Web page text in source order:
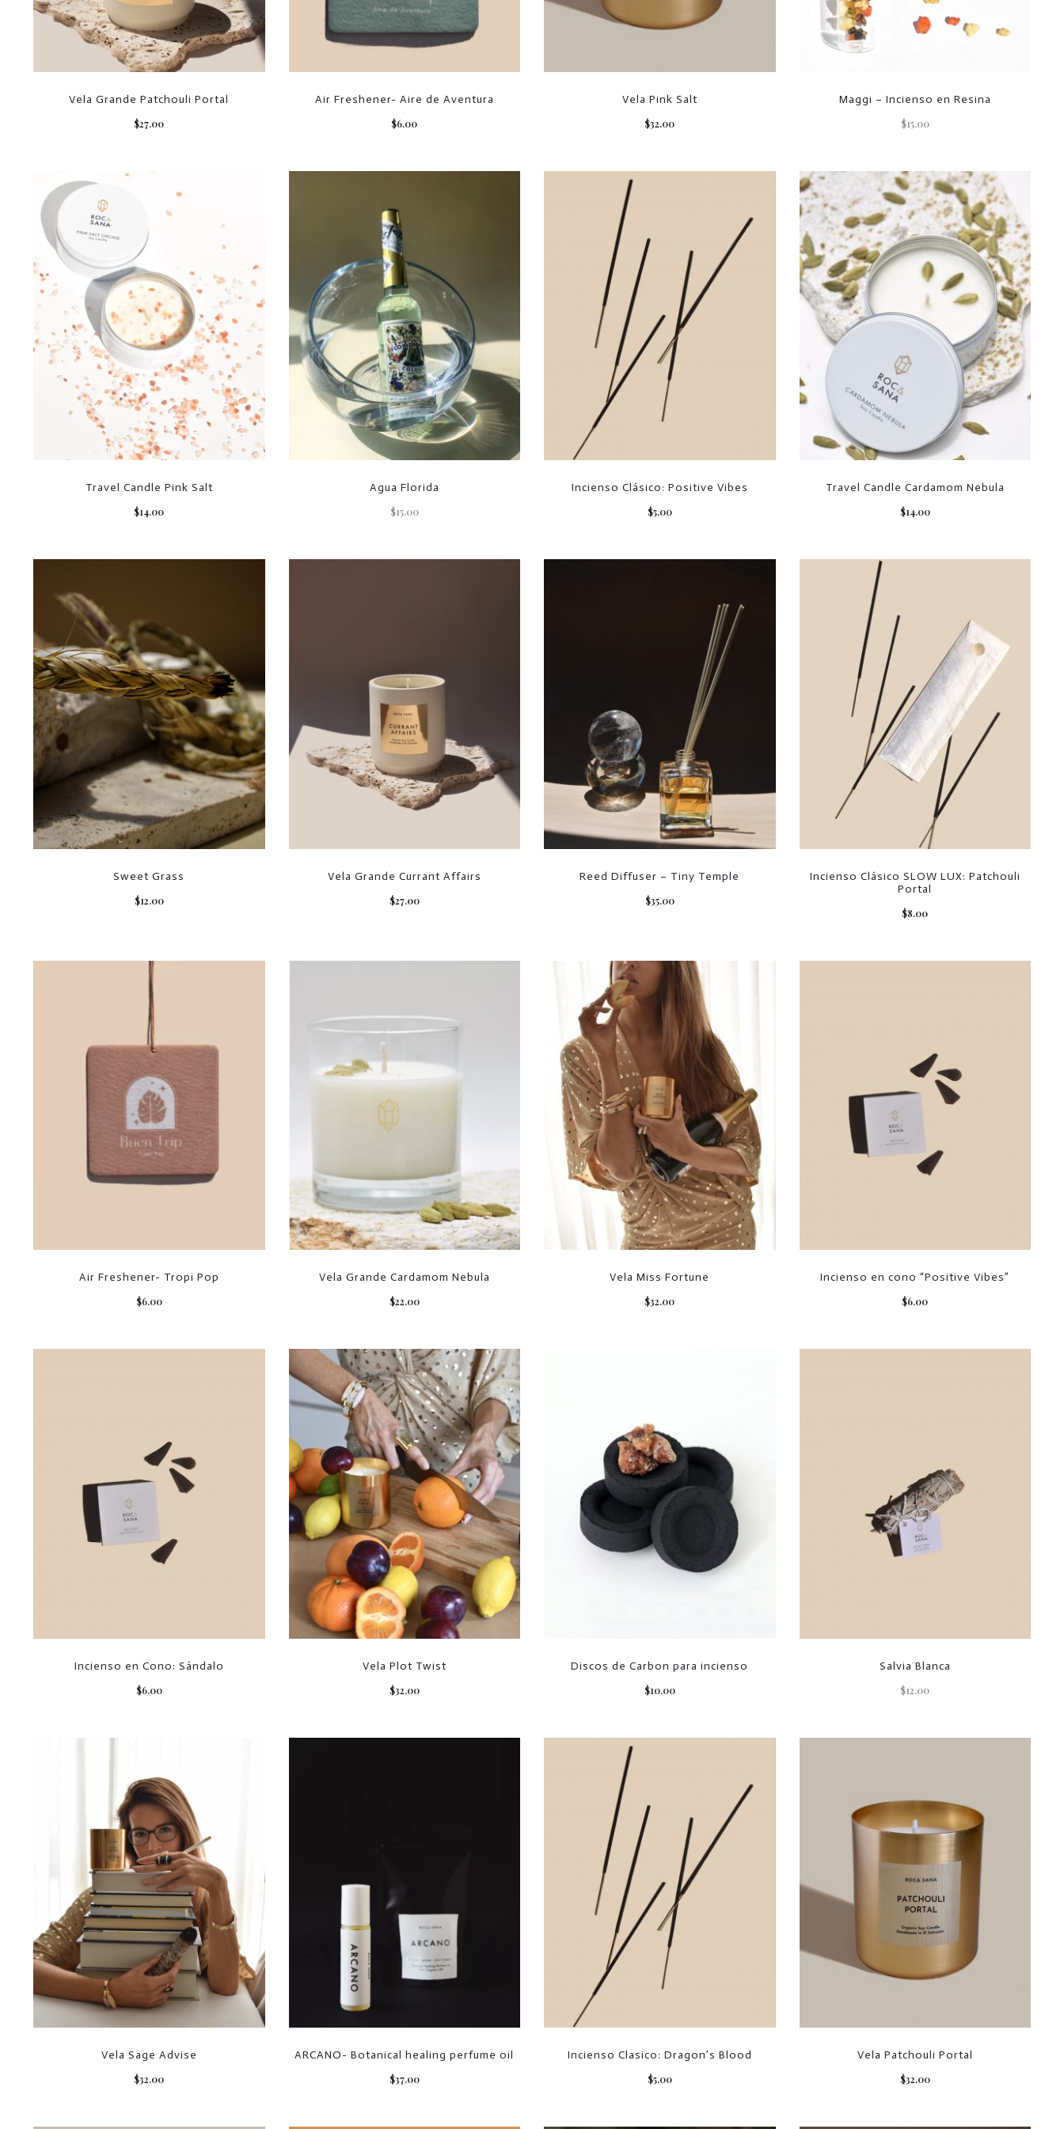
Vela Grande Patchouli Portal
$27.00
Air Freshener- Aire de Aventura
$6.00
Vela Pink Salt
$32.00
Maggi – Incienso en Resina
$15.00
Travel Candle Pink Salt
$14.00
Agua Florida
$15.00
Incienso Clásico: Positive Vibes
$5.00
Travel Candle Cardamom Nebula
$14.00
Sweet Grass
$12.00
Vela Grande Currant Affairs
$27.00
Reed Diffuser – Tiny Temple
$35.00
Incienso Clásico SLOW LUX: Patchouli
Portal
$8.00
Air Freshener- Tropi Pop
$6.00
Vela Grande Cardamom Nebula
$22.00
Vela Miss Fortune
$32.00
Incienso en cono “Positive Vibes”
$6.00
Incienso en Cono: Sándalo
$6.00
Vela Plot Twist
$32.00
Discos de Carbon para incienso
$10.00
Salvia Blanca
$12.00
Vela Sage Advise
$32.00
ARCANO- Botanical healing perfume oil
$37.00
Incienso Clasico: Dragon’s Blood
$5.00
Vela Patchouli Portal
$32.00